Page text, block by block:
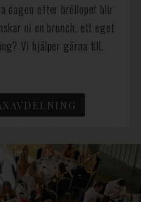
dagen efter bröllopet blir
ni en brunch, ett eget
Vi hjälper gärna till.